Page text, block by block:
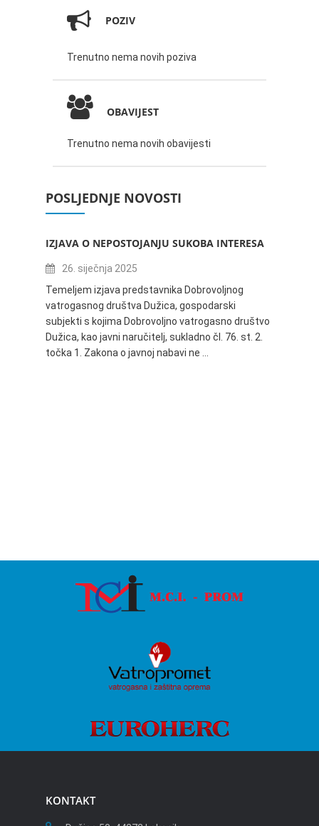
POZIV
Trenutno nema novih poziva
OBAVIJEST
Trenutno nema novih obavijesti
POSLJEDNJE NOVOSTI
IZJAVA O NEPOSTOJANJU SUKOBA INTERESA
26. siječnja 2025
Temeljem izjava predstavnika Dobrovoljnog
vatrogasnog društva Dužica, gospodarski
subjekti s kojima Dobrovoljno vatrogasno društvo
Dužica, kao javni naručitelj, sukladno čl. 76. st. 2.
točka 1. Zakona o javnoj nabavi ne …
KONTAKT